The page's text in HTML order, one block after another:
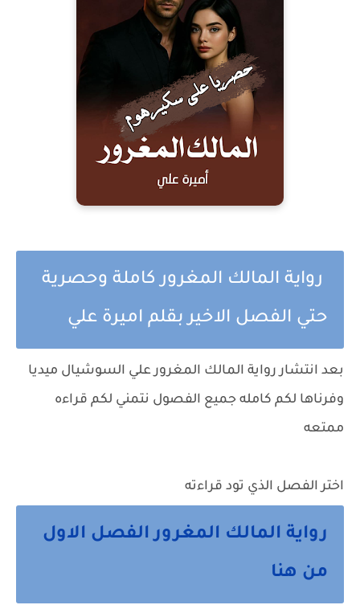
رواية المالك المغرور كاملة وحصرية
حتي الفصل الاخير بقلم اميرة علي
بعد انتشار رواية المالك المغرور علي السوشيال ميديا
وفرناها لكم كامله جميع الفصول نتمني لكم قراءه
ممتعه
اختر الفصل الذي تود قراءته
رواية المالك المغرور الفصل الاول
من هنا